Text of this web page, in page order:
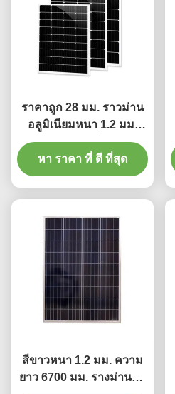
ราคาถูก 28 มม. ราวม่าน
อลูมิเนียมหนา 1.2 มม.
พร้อมพลาสติกขั้นสุดท้าย
หา ราคา ที่ ดี ที่สุด
สีขาวหนา 1.2 มม. ความ
ยาว 6700 มม. รางม่านอลู